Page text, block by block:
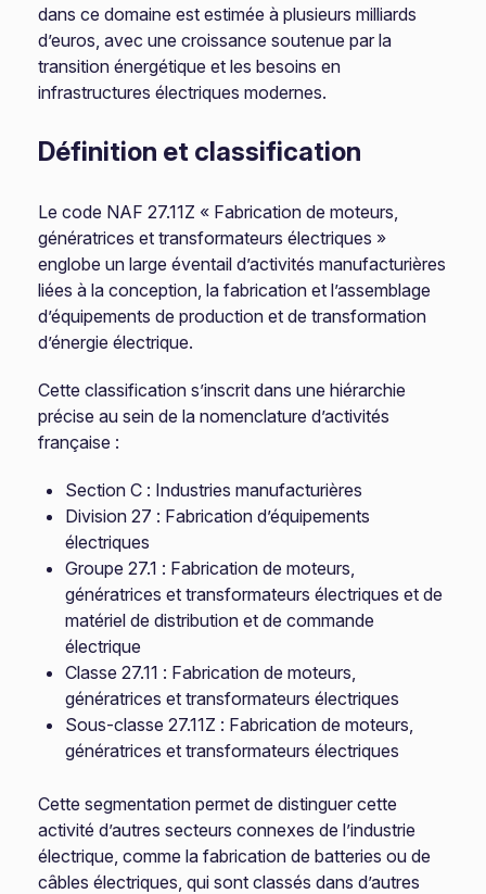
dans ce domaine est estimée à plusieurs milliards
d’euros, avec une croissance soutenue par la
transition énergétique et les besoins en
infrastructures électriques modernes.
Définition et classification
Le code NAF 27.11Z « Fabrication de moteurs,
génératrices et transformateurs électriques »
englobe un large éventail d’activités manufacturières
liées à la conception, la fabrication et l’assemblage
d’équipements de production et de transformation
d’énergie électrique.
Cette classification s’inscrit dans une hiérarchie
précise au sein de la nomenclature d’activités
française :
Section C : Industries manufacturières
Division 27 : Fabrication d’équipements
électriques
Groupe 27.1 : Fabrication de moteurs,
génératrices et transformateurs électriques et de
matériel de distribution et de commande
électrique
Classe 27.11 : Fabrication de moteurs,
génératrices et transformateurs électriques
Sous-classe 27.11Z : Fabrication de moteurs,
génératrices et transformateurs électriques
Cette segmentation permet de distinguer cette
activité d’autres secteurs connexes de l’industrie
électrique, comme la fabrication de batteries ou de
câbles électriques, qui sont classés dans d’autres